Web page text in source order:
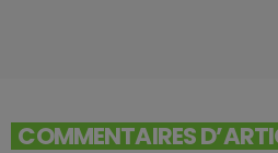
COMMENTAIRES